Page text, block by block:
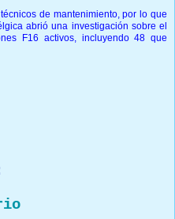
de mantenimiento, por lo que
abrió una investigación sobre el
F16 activos, incluyendo 48 que